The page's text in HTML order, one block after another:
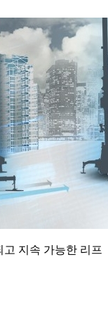
지속 가능한 리프